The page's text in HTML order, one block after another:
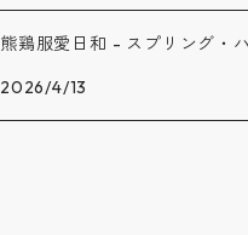
熊鶏服愛日和 - スプリング・
2026/4/13